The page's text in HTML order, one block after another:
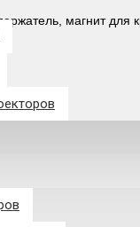
магнит для